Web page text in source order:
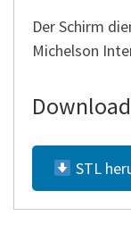
Der Schirm
Michelson
Download
STL